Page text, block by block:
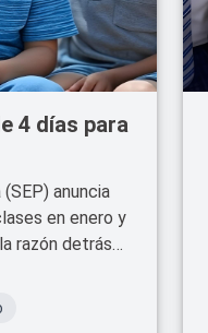
4 días para
anuncia
en enero y
razón detrás